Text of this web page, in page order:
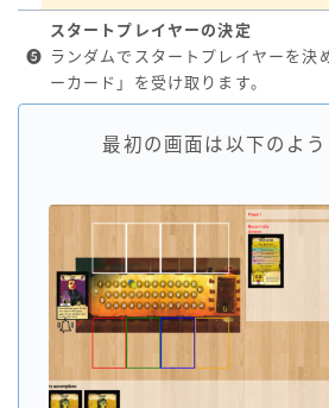
❺
スタートプレイヤーの決定
ランダムでスタートプレイヤーを決
ーカード」を受け取ります。
最初の画面は以下のよ